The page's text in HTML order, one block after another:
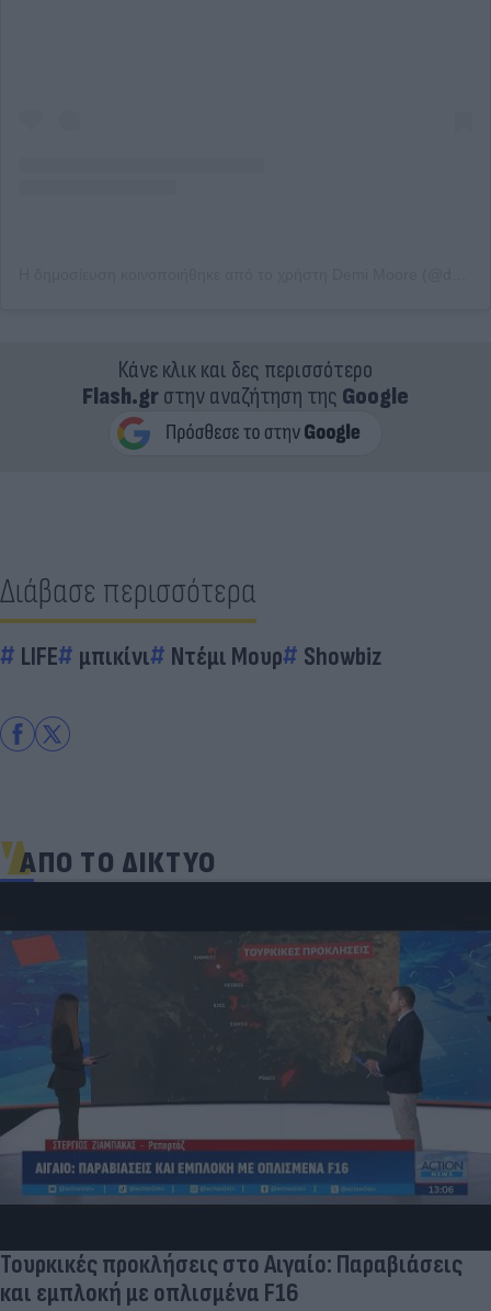
Κάνε κλικ και δες περισσότερο
Flash.grστην αναζήτηση της Google
Διάβασε περισσότερα
LIFE μπικίνι Ντέμι Μουρ Showbiz
ΑΠΟ ΤΟ ΔΙΚΤΥΟ
Δραματικός ο απολογισμός από τις μεγάλες
φωτιές - «Κόκκινα» 118 κτίρια σε 325 ελέγχους